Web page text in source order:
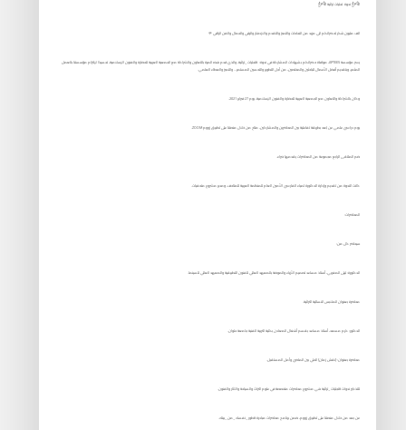
ནྱཾ༩ྀ༄ ندوة تجليات تراثية ནྱཾ༩ྀ༄
الف مليون شكر لحضراتكم الي مزيد من النجاحات والتميز والتقدم والازدهار والرقي والجمال والفن الراقي 🌹
يسر مؤسسة APTEES، موافاة حضراتكم بشهادات المشاركة في ندوة: #تجليات_تراثية، والذي قدم هذه المرة بالتعاون والشراكة مع الجمعية العربية للحضارة والفنون الإسلامية، تجسيدًا لإلتزام مؤسستنا بالعمل
المثمر، وبتقديم أفضل الأعمال للباحثين والمختصين، من أجل التطوير والتحسين المستمر… والتميز والعطاء العلمي.
وكان بالشراكة والتعاون مع الجمعية العربية للحضارة والفنون الإسلامية، يوم 27 فبراير 2021.
يوم دراسي علمي عن بُعد بطريقة تفاعلية بين المحاضرين والمشاركين، متاح من خلال منصتنا على تطبيق زووم ZOOM.
ضم الملتقى الرابع مجموعة من المحاضرات يقدمها خبراء.
كانت الندوة من تقديم وإدارة الدكتورة لمياء الفارسي الأمين العام للمنظمة العربية للمتاحف، ومدير مشروع متحفيات.
المحاضرات:
سيحاضر كل من:
الدكتورة: ليلى المغربي، أستاذ مساعد تصميم الأزياء والموضة بالمعهد العالي للفنون التطبيقية والمعهد العالي للسينما.
محاضرة بعنوان الملابس النسائية التراثية.
الدكتور: كرم مسعد، أستاذ مساعد بقسم أشغال المعادن بكلية التربية الفنية جامعة حلوان.
محاضرة بعنوان: {نقش زمان} الحلي بين الماضي وأمل المستقبل.
للتذكير ندوات #تجليات_تراثية هي مشروع محاضرات متخصصة في علوم التراث والسياحة والآثار والفنون.
عن بعد من خلال منصتنا على تطبيق زووم، ضمن برنامج محاضرات مبادرة #طور_نفسك_من_بيتك.